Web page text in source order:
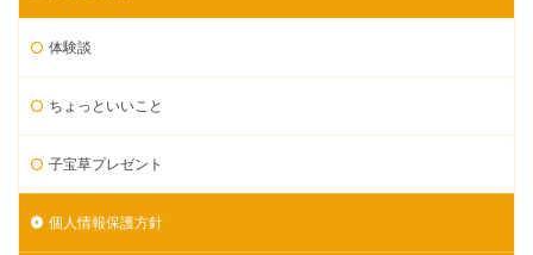
体験談
ちょっといいこと
子宝草プレゼント
個人情報保護方針